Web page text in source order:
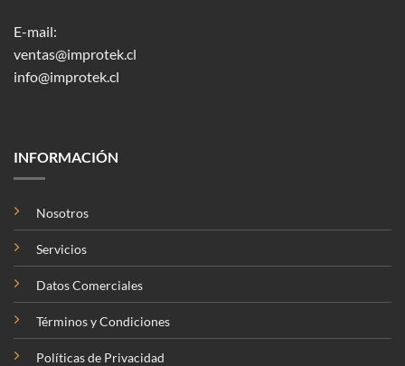
E-mail:
ventas@improtek.cl
info@improtek.cl
INFORMACIÓN
Nosotros
Servicios
Datos Comerciales
Términos y Condiciones
Políticas de Privacidad